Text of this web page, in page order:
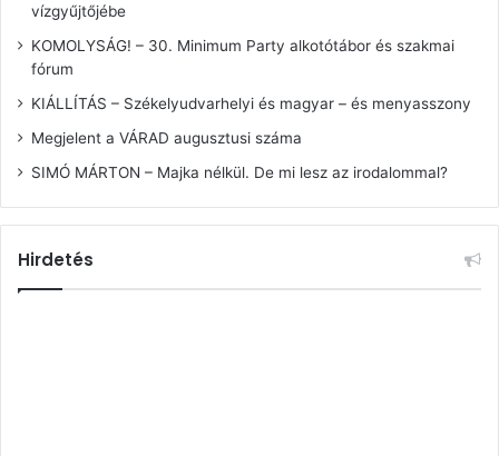
vízgyűjtőjébe
KOMOLYSÁG! – 30. Minimum Party alkotótábor és szakmai
fórum
KIÁLLÍTÁS – Székelyudvarhelyi és magyar – és menyasszony
Megjelent a VÁRAD augusztusi száma
SIMÓ MÁRTON – Majka nélkül. De mi lesz az irodalommal?
Hirdetés